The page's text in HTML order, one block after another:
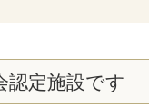
認定施設です